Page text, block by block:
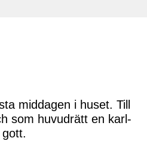
middagen i huset. Till
som huvudrätt en karl-